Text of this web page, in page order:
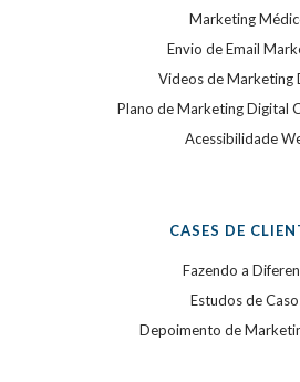
Marketing
Envio de Email
Videos de Marketing
Plano de Marketing Digital
Acessibilidade
CASES DE
Fazendo a
Estudos de
Depoimento de